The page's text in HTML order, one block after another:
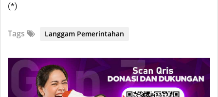
(*)
Tags Langgam Pemerintahan